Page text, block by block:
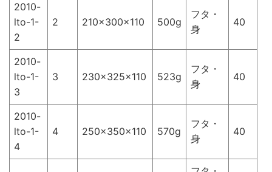
2010-
lto-1-
2
2 210×300×110 500g
フタ・
身
40
2010-
lto-1-
3
3 230×325×110 523g
フタ・
身
40
2010-
lto-1-
4
4 250×350×110 570g
フタ・
身
40